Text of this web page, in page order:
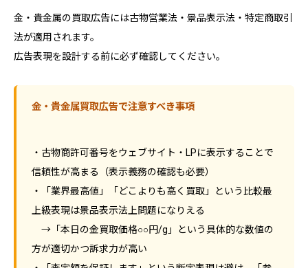
金・貴金属の買取広告には古物営業法・景品表示法・特定商取引
法が適用されます。
広告表現を設計する前に必ず確認してください。
金・貴金属買取広告で注意すべき事項
・古物商許可番号をウェブサイト・LPに表示することで
信頼性が高まる（表示義務の確認も必要）
・「業界最高値」「どこよりも高く買取」という比較最
上級表現は景品表示法上問題になりえる
→「本日の金買取価格○○円/g」という具体的な数値の
方が適切かつ訴求力が高い